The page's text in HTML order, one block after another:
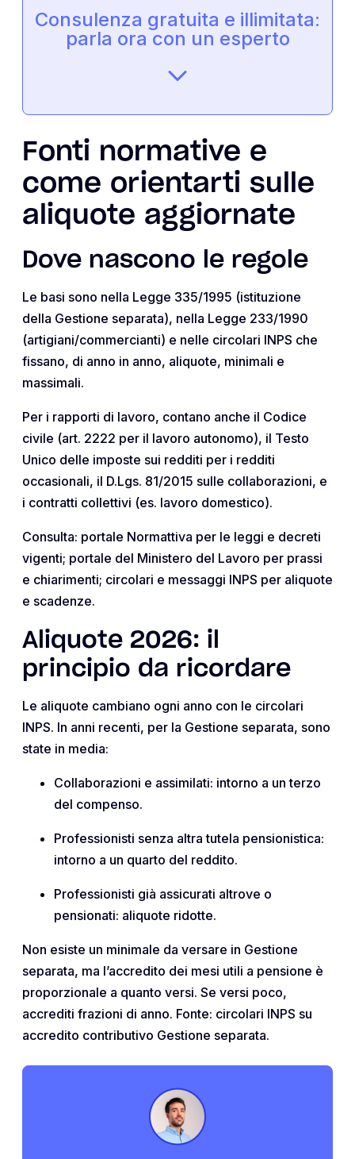
Consulenza gratuita e illimitata:
parla ora con un esperto
Fonti normative e
come orientarti sulle
aliquote aggiornate
Dove nascono le regole
Le basi sono nella Legge 335/1995 (istituzione
della Gestione separata), nella Legge 233/1990
(artigiani/commercianti) e nelle circolari INPS che
fissano, di anno in anno, aliquote, minimali e
massimali.
Per i rapporti di lavoro, contano anche il Codice
civile (art. 2222 per il lavoro autonomo), il Testo
Unico delle imposte sui redditi per i redditi
occasionali, il D.Lgs. 81/2015 sulle collaborazioni, e
i contratti collettivi (es. lavoro domestico).
Consulta: portale Normattiva per le leggi e decreti
vigenti; portale del Ministero del Lavoro per prassi
e chiarimenti; circolari e messaggi INPS per aliquote
e scadenze.
Aliquote 2026: il
principio da ricordare
Le aliquote cambiano ogni anno con le circolari
INPS. In anni recenti, per la Gestione separata, sono
state in media:
Collaborazioni e assimilati: intorno a un terzo
del compenso.
Professionisti senza altra tutela pensionistica:
intorno a un quarto del reddito.
Professionisti già assicurati altrove o
pensionati: aliquote ridotte.
Non esiste un minimale da versare in Gestione
separata, ma l’accredito dei mesi utili a pensione è
proporzionale a quanto versi. Se versi poco,
accrediti frazioni di anno. Fonte: circolari INPS su
accredito contributivo Gestione separata.